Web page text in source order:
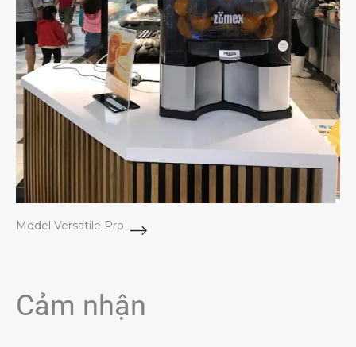
Model Versatile Pro
Cảm nhận